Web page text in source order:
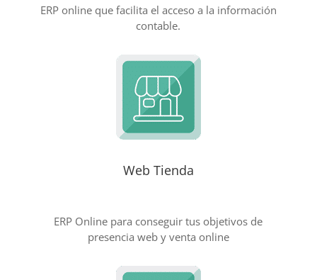
ERP online que facilita el acceso a la información
contable.
Web Tienda
ERP Online para conseguir tus objetivos de
presencia web y venta online